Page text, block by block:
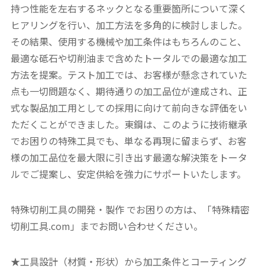
持つ性能を左右するネックとなる重要箇所について深く
ヒアリングを行い、加工方法を多角的に検討しました。
その結果、使用する機械や加工条件はもちろんのこと、
最適な砥石や切削油まで含めたトータルでの最適な加工
方法を提案。テスト加工では、お客様が懸念されていた
点も一切問題なく、期待通りの加工品位が達成され、正
式な製品加工用としての採用に向けて前向きな評価をい
ただくことができました。東鋼は、このように技術継承
でお困りの特殊工具でも、単なる再現に留まらず、お客
様の加工品位を最大限に引き出す最適な解決策をトータ
ルでご提案し、安定供給を強力にサポートいたします。
特殊切削工具の開発・製作 でお困りの方は、「特殊精密
切削工具.com」までお問い合わせください。
★工具設計（材質・形状）から加工条件とコーティング